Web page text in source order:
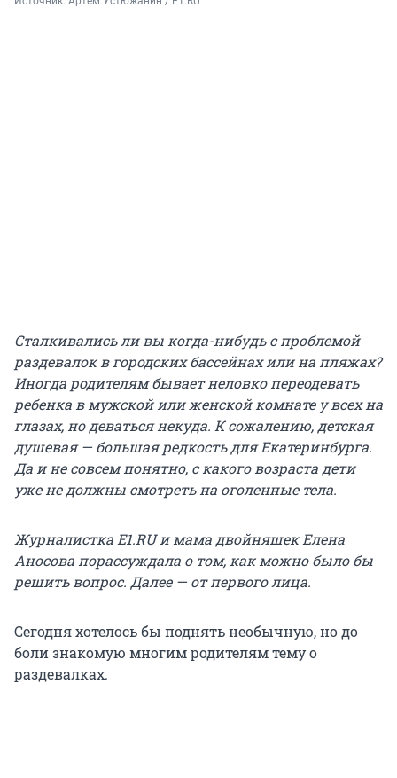
Сталкивались ли вы когда-нибудь с проблемой
раздевалок в городских бассейнах или на пляжах?
Иногда родителям бывает неловко переодевать
ребенка в мужской или женской комнате у всех на
глазах, но деваться некуда. К сожалению, детская
душевая — большая редкость для Екатеринбурга.
Да и не совсем понятно, с какого возраста дети
уже не должны смотреть на оголенные тела.
Журналистка E1.RU и мама двойняшек Елена
Аносова порассуждала о том, как можно было бы
решить вопрос. Далее — от первого лица.
Сегодня хотелось бы поднять необычную, но до
боли знакомую многим родителям тему о
раздевалках.